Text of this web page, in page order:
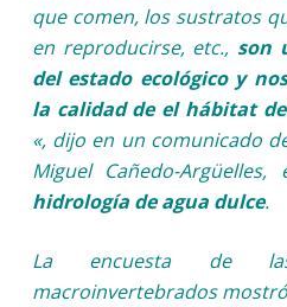
que comen, los sustratos
en reproducirse, etc., son
del estado ecológico y
la calidad de el hábitat
«, dijo en un comunicado
Miguel Cañedo-
hidrología de agua dulce.
La encuesta de
macroinvertebrados